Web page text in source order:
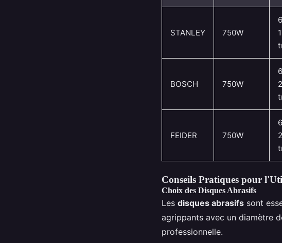
STANLEY 750W
BOSCH 750W
FEIDER 750W
Conseils Pratiques pour
Choix des Disques Abrasifs
Les disques abrasifs sont
agrippants avec un diamètre
professionnelle.